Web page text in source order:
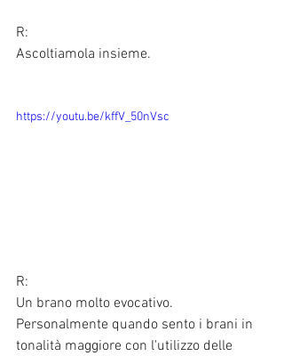
R:
Ascoltiamola insieme.
https://youtu.be/kffV_50nVsc
R:
Un brano molto evocativo.
Personalmente quando sento i brani in
tonalità maggiore con l'utilizzo delle